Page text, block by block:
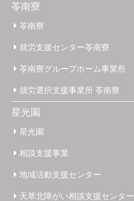
苓南寮
苓南寮
就労支援センター苓南寮
苓南寮グループホーム事業所
就労選択支援事業所苓南寮
星光園
星光園
相談支援事業
地域活動支援センター
天草北障がい相談支援センター